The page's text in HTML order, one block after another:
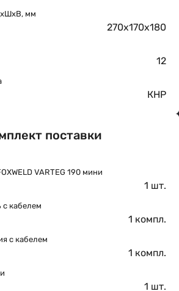
мм
270x170x180
12
КНР
поставки
VARTEG 190 мини
1 шт.
с кабелем
1 компл.
с кабелем
1 компл.
1 шт.